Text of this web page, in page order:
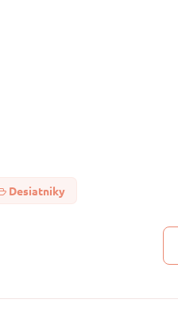
Desiatniky